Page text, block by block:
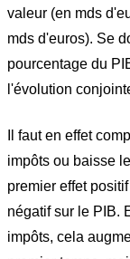
valeur (en mds
mds d'euros). Se
pourcentage du
l'évolution
Il faut en effet
impôts ou baisse
premier effet
négatif sur le PIB.
impôts, cela